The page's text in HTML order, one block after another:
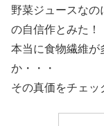
野菜ジュースなの
の自信作とみた！
本当に食物繊維が
か・・・
その真価をチェッ